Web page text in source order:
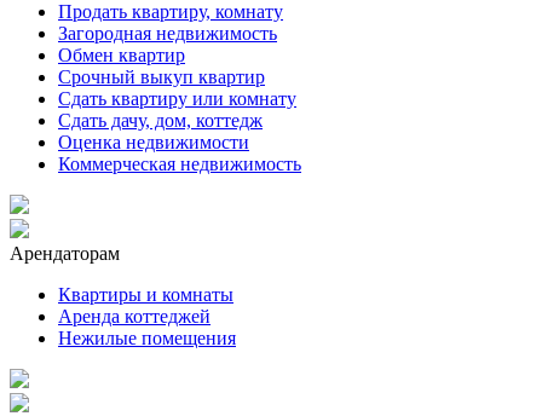
Продать квартиру, комнату
Загородная недвижимость
Обмен квартир
Срочный выкуп квартир
Сдать квартиру или комнату
Сдать дачу, дом, коттедж
Оценка недвижимости
Коммерческая недвижимость
Арендаторам
Квартиры и комнаты
Аренда коттеджей
Нежилые помещения